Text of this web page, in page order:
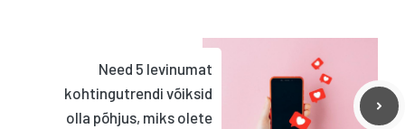
Need 5 levinumat
kohtingutrendi võiksid
olla põhjus, miks olete